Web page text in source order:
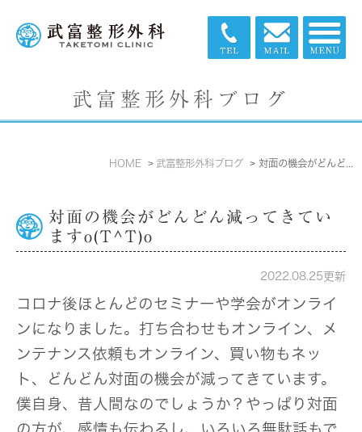
武富整形外科ブログ
HOME 武富整形外科ブログ
対面の機会がどんどん減ってきてい
ますo(T^T)o
2022.08.25更新
コロナ後ほとんどのセミナーや学会がオンライ
ンになりました。打ち合わせもオンライン、メ
ンテナンス依頼もオンライン、買い物もネッ
ト、どんどん対面の機会が減ってきています。
僕自身、昔人間なのでしょうか？やっぱり対面
の方が、感情も伝わるし、いろいろ無駄話もで